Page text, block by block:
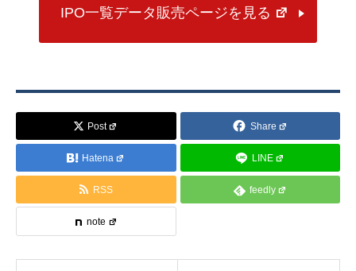
IPO一覧データ販売ページを見る
Post Share
Hatena LINE
RSS feedly
note